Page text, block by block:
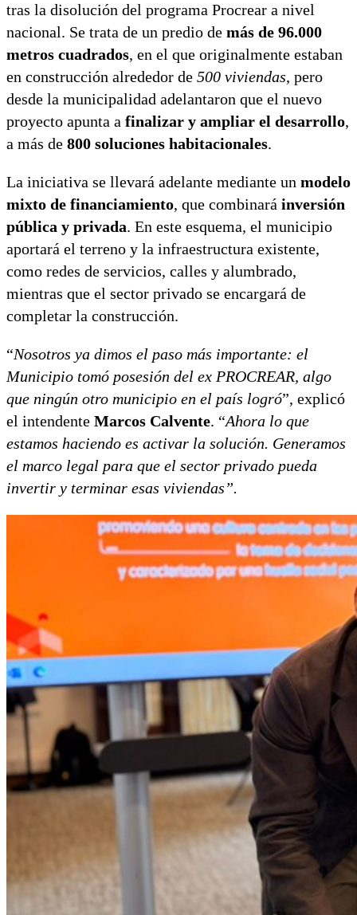
tras la disolución del programa Procrear a nivel
nacional. Se trata de un predio de más de 96.000
metros cuadrados, en el que originalmente estaban
en construcción alrededor de 500 viviendas, pero
desde la municipalidad adelantaron que el nuevo
proyecto apunta a finalizar y ampliar el desarrollo,
a más de 800 soluciones habitacionales.
La iniciativa se llevará adelante mediante un modelo
mixto de financiamiento, que combinará inversión
pública y privada. En este esquema, el municipio
aportará el terreno y la infraestructura existente,
como redes de servicios, calles y alumbrado,
mientras que el sector privado se encargará de
completar la construcción.
“Nosotros ya dimos el paso más importante: el
Municipio tomó posesión del ex PROCREAR, algo
que ningún otro municipio en el país logró”, explicó
el intendente Marcos Calvente. “Ahora lo que
estamos haciendo es activar la solución. Generamos
el marco legal para que el sector privado pueda
invertir y terminar esas viviendas”.